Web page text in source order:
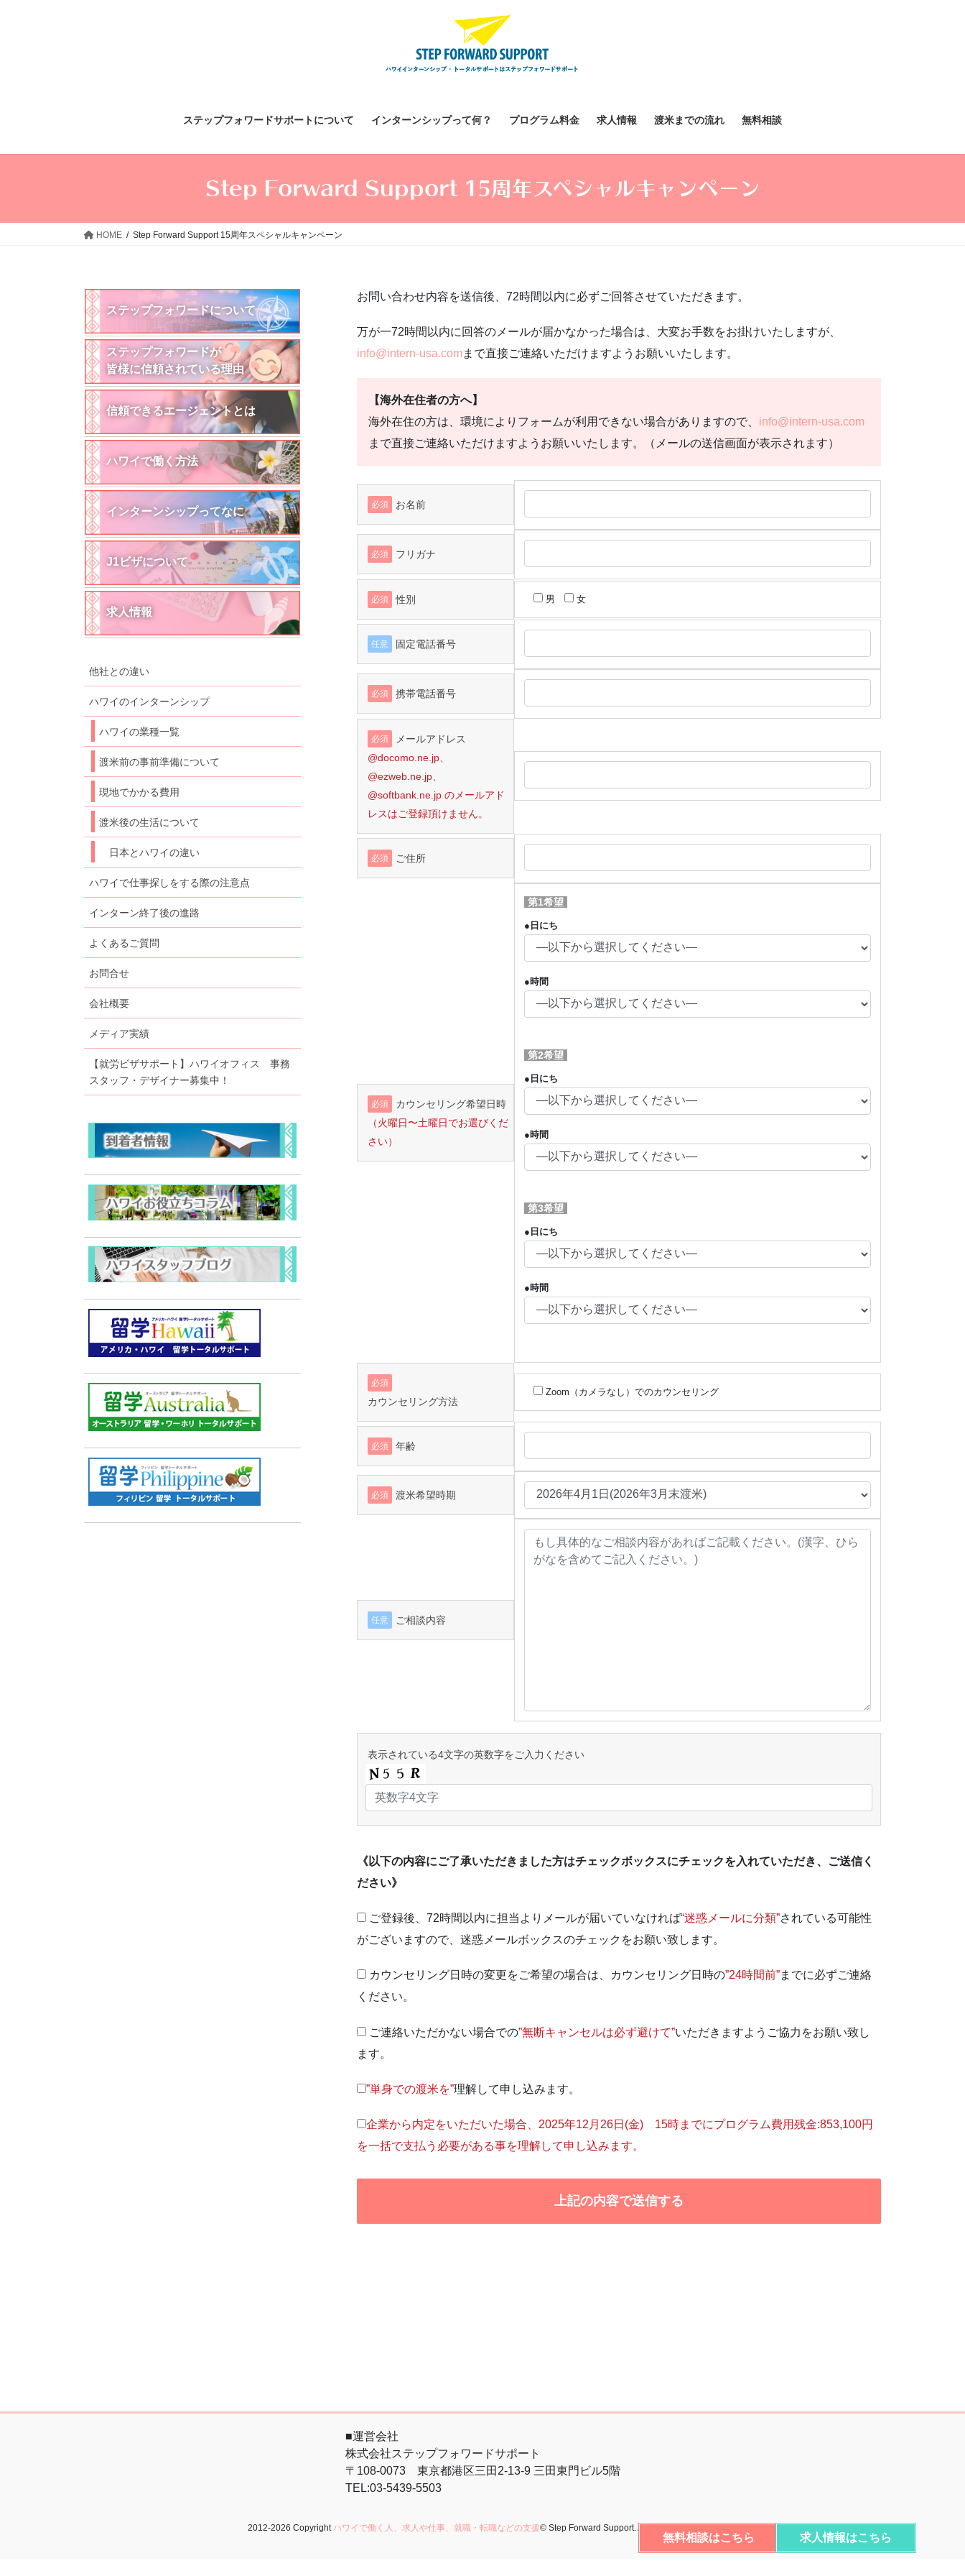
ステップフォワードサポートについて インターンシップって何？ プログラム料金 求人情報 渡米までの流れ 無料相談
Step Forward Support 15周年スペシャルキャンペーン
HOME Step Forward Support 15周年スペシャルキャンペーン
お問い合わせ内容を送信後、72時間以内に必ずご回答させていただきます。
万が一72時間以内に回答のメールが届かなかった場合は、大変お手数をお掛けいたしますが、
info@intern-usa.comまで直接ご連絡いただけますようお願いいたします。
【海外在住者の方へ】
海外在住の方は、環境によりフォームが利用できない場合がありますので、 info@intern-usa.com
まで直接ご連絡いただけますようお願いいたします。（メールの送信画面が表示されます）
必須 お名前
必須 フリガナ
必須 性別 男 女
任意 固定電話番号
必須 携帯電話番号
必須
メールアドレス
@docomo.ne.jp、
@ezweb.ne.jp、
@softbank.ne.jp のメールアド
レスはご登録頂けません。
必須 ご住所
必須
カウンセリング希望日時
（火曜日〜土曜日でお選びくだ
さい）
第1希望
●日にち
●時間
第2希望
●日にち
●時間
第3希望
●日にち
●時間
必須
カウンセリング方法
Zoom（カメラなし）でのカウンセリング
必須 年齢
必須 渡米希望時期
任意 ご相談内容
表示されている4文字の英数字をご入力ください
《以下の内容にご了承いただきました方はチェックボックスにチェックを入れていただき、
ご送信く
ださい》
ご登録後、72時間以内に担当よりメールが届いていなければ“迷惑メールに分類”されている可能性
がございますので、迷惑メールボックスのチェックをお願い致します。
カウンセリング日時の変更をご希望の場合は、カウンセリング日時の”24時間前”までに必ずご連絡
ください。
ご連絡いただかない場合での”無断キャンセルは必ず避けて”いただきますようご協力をお願い致し
ます。
”単身での渡米を”理解して申し込みます。
企業から内定をいただいた場合、2025年12月26日(金) 15時までにプログラム費用残金:853,100円
を一括で支払う必要がある事を理解して申し込みます。
ステップフォワードについて
ステップフォワードが
皆様に信頼されている理由
信頼できるエージェントとは
ハワイで働く方法
インターンシップってなに
J1ビザについて
求人情報
他社との違い
ハワイのインターンシップ
ハワイの業種一覧
渡米前の事前準備について
現地でかかる費用
渡米後の生活について
日本とハワイの違い
ハワイで仕事探しをする際の注意点
インターン終了後の進路
よくあるご質問
お問合せ
会社概要
メディア実績
【就労ビザサポート】ハワイオフィス 事務
スタッフ・デザイナー募集中！
■運営会社
株式会社ステップフォワードサポート
〒108-0073 東京都港区三田2-13-9 三田東門ビル5階
TEL:03-5439-5503
2012-2026 Copyright ハワイで働く人、求人や仕事、就職・転職などの支援© Step Forward Support. All Rights Reserved.
無料相談はこちら 求人情報はこちら